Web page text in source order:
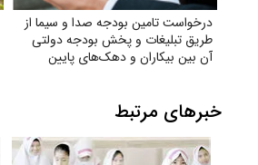
درخواست تامین بودجه صدا و سیما از
طریق تبلیغات و پخش بودجه دولتی
آن بین بیکاران و دهک‌های پایین
خبرهای مرتبط